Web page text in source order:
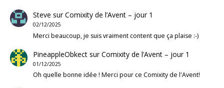
Steve surComixity de l’Avent – jour 1
02/12/2025
Merci beaucoup, je suis vraiment content que ça plaise :-)
PineappleObkectsurComixity de l’Avent – jour 1
01/12/2025
Oh quelle bonne idée ! Merci pour ce Comixity de l'Avent!